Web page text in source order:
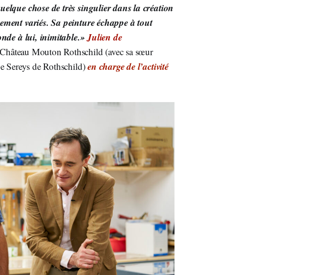
chose de très singulier dans la création
variés. Sa peinture échappe à tout
à lui, inimitable.»Julien de
Mouton Rothschild (avec sa sœur
Sereys de Rothschild)en charge de l’activité